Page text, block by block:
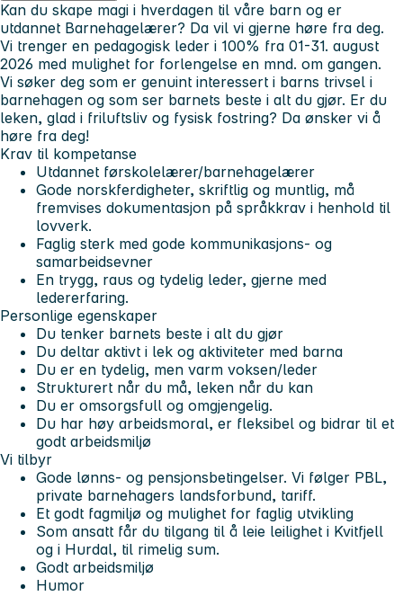
Kan du skape magi i hverdagen til våre barn og er
utdannet Barnehagelærer? Da vil vi gjerne høre fra deg.
Vi trenger en pedagogisk leder i 100% fra 01-31. august
2026 med mulighet for forlengelse en mnd. om gangen.
Vi søker deg som er genuint interessert i barns trivsel i
barnehagen og som ser barnets beste i alt du gjør. Er du
leken, glad i friluftsliv og fysisk fostring? Da ønsker vi å
høre fra deg!
Krav til kompetanse
Utdannet førskolelærer/barnehagelærer
Gode norskferdigheter, skriftlig og muntlig, må
fremvises dokumentasjon på språkkrav i henhold til
lovverk.
Faglig sterk med gode kommunikasjons- og
samarbeidsevner
En trygg, raus og tydelig leder, gjerne med
ledererfaring.
Personlige egenskaper
Du tenker barnets beste i alt du gjør
Du deltar aktivt i lek og aktiviteter med barna
Du er en tydelig, men varm voksen/leder
Strukturert når du må, leken når du kan
Du er omsorgsfull og omgjengelig.
Du har høy arbeidsmoral, er fleksibel og bidrar til et
godt arbeidsmiljø
Vi tilbyr
Gode lønns- og pensjonsbetingelser. Vi følger PBL,
private barnehagers landsforbund, tariff.
Et godt fagmiljø og mulighet for faglig utvikling
Som ansatt får du tilgang til å leie leilighet i Kvitfjell
og i Hurdal, til rimelig sum.
Godt arbeidsmiljø
Humor